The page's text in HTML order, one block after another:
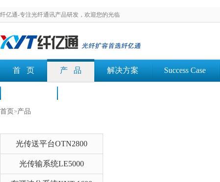
纤亿通-专注光纤通讯产品研发，欢迎您的光临
首 页 产 品 解决方案 Success Case
首页 >产品
光传送平台OTN2800
光传输系统LE5000